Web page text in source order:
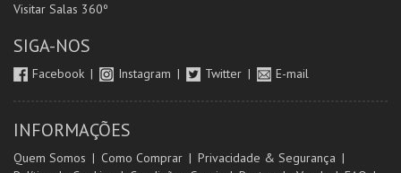
Visitar Salas 360º
SIGA-NOS
Facebook Instagram Twitter E-mail
INFORMAÇÕES
Quem Somos Como Comprar
Privacidade & Segurança